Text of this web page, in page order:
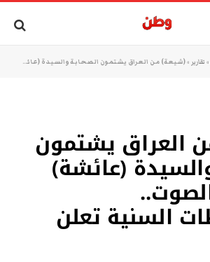
» تقارير »(شيعة) من العراق يشتمون الصحابة والسيدة (عائشة) بمكبرات الصوت.. والمحافظات السنية تعلن اضرابا
العراق يشتمون
(عائشة)
السنية تعلن